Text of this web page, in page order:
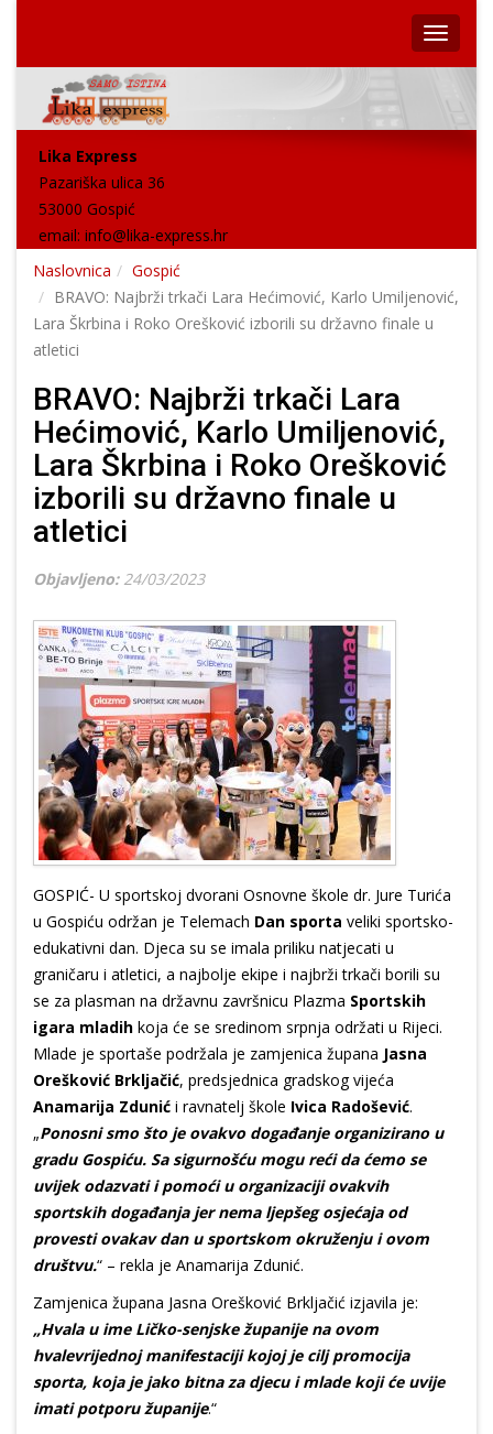
Lika Express
Pazariška ulica 36
53000 Gospić
email: info@lika-express.hr
Naslovnica
Gospić
BRAVO: Najbrži trkači Lara Hećimović, Karlo Umiljenović,
Lara Škrbina i Roko Orešković izborili su državno finale u
atletici
BRAVO: Najbrži trkači Lara
Hećimović, Karlo Umiljenović,
Lara Škrbina i Roko Orešković
izborili su državno finale u
atletici
Objavljeno: 24/03/2023
GOSPIĆ- U sportskoj dvorani Osnovne škole dr. Jure Turića
u Gospiću održan je Telemach Dan sporta veliki sportsko-
edukativni dan. Djeca su se imala priliku natjecati u
graničaru i atletici, a najbolje ekipe i najbrži trkači borili su
se za plasman na državnu završnicu Plazma Sportskih
igara mladih koja će se sredinom srpnja održati u Rijeci.
Mlade je sportaše podržala je zamjenica župana Jasna
Orešković Brkljačić, predsjednica gradskog vijeća
Anamarija Zdunić i ravnatelj škole Ivica Radošević.
„Ponosni smo što je ovakvo događanje organizirano u
gradu Gospiću. Sa sigurnošću mogu reći da ćemo se
uvijek odazvati i pomoći u organizaciji ovakvih
sportskih događanja jer nema ljepšeg osjećaja od
provesti ovakav dan u sportskom okruženju i ovom
društvu.“ – rekla je Anamarija Zdunić.
Zamjenica župana Jasna Orešković Brkljačić izjavila je:
„Hvala u ime Ličko-senjske županije na ovom
hvalevrijednoj manifestaciji kojoj je cilj promocija
sporta, koja je jako bitna za djecu i mlade koji će uvije
imati potporu županije.“